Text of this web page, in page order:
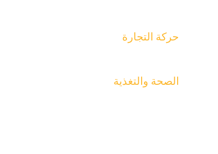
حركة التجارة
الصحة والتغذية